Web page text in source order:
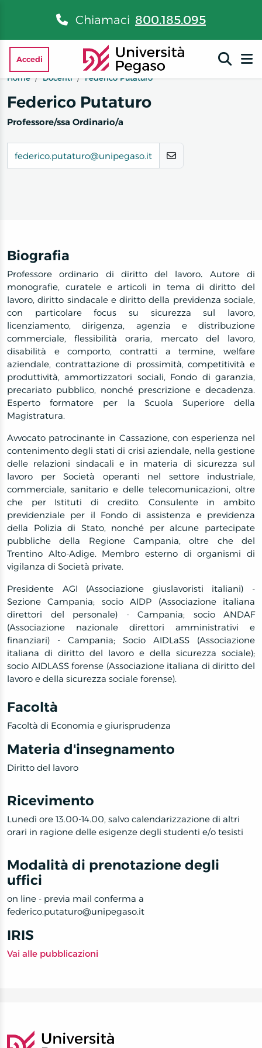
Chiamaci 800.185.095
Accedi
Home
Docenti Federico Putaturo
Federico Putaturo
Professore/ssa Ordinario/a
federico.putaturo@unipegaso.it
Biografia
Professore ordinario di diritto del lavoro. Autore di
monografie, curatele e articoli in tema di diritto del
lavoro, diritto sindacale e diritto della previdenza sociale,
con particolare focus su sicurezza sul lavoro,
licenziamento, dirigenza, agenzia e distribuzione
commerciale, flessibilità oraria, mercato del lavoro,
disabilità e comporto, contratti a termine, welfare
aziendale, contrattazione di prossimità, competitività e
produttività, ammortizzatori sociali, Fondo di garanzia,
precariato pubblico, nonché prescrizione e decadenza.
Esperto formatore per la Scuola Superiore della
Magistratura.
Avvocato patrocinante in Cassazione, con esperienza nel
contenimento degli stati di crisi aziendale, nella gestione
delle relazioni sindacali e in materia di sicurezza sul
lavoro per Società operanti nel settore industriale,
commerciale, sanitario e delle telecomunicazioni, oltre
che per Istituti di credito. Consulente in ambito
previdenziale per il Fondo di assistenza e previdenza
della Polizia di Stato, nonché per alcune partecipate
pubbliche della Regione Campania, oltre che del
Trentino Alto-Adige. Membro esterno di organismi di
vigilanza di Società private.
Presidente AGI (Associazione giuslavoristi italiani) -
Sezione Campania; socio AIDP (Associazione italiana
direttori del personale) - Campania; socio ANDAF
(Associazione nazionale direttori amministrativi e
finanziari) - Campania; Socio AIDLaSS (Associazione
italiana di diritto del lavoro e della sicurezza sociale);
socio AIDLASS forense (Associazione italiana di diritto del
lavoro e della sicurezza sociale forense).
Facoltà
Facoltà di Economia e giurisprudenza
Materia d'insegnamento
Diritto del lavoro
Ricevimento
Lunedì ore 13.00-14.00, salvo calendarizzazione di altri
orari in ragione delle esigenze degli studenti e/o tesisti
Modalità di prenotazione degli
uffici
on line - previa mail conferma a
federico.putaturo@unipegaso.it
IRIS
Vai alle pubblicazioni